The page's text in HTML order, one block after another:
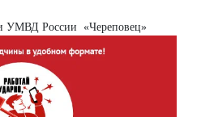
УМВД России «Череповец»